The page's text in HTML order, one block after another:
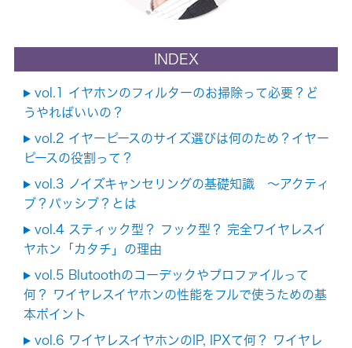
INDEX
vol.1 イヤホンのフィルターのお掃除って必要？ど
うやればいいの？
vol.2 イヤーピースのサイズ選びは何のため？イヤー
ピースの役割って？
vol.3 ノイズキャンセリングの基礎知識 ～アクティ
ブ？パッシブ？とは
vol.4 スティック型？ フック型？ 完全ワイヤレスイ
ヤホン「カタチ」の理由
vol.5 Blutoothのコーデックやプロファイルって
何？ ワイヤレスイヤホンの性能をフルで使うための基
本ポイント
vol.6 ワイヤレスイヤホンのIP, IPXて何？ ワイヤレ